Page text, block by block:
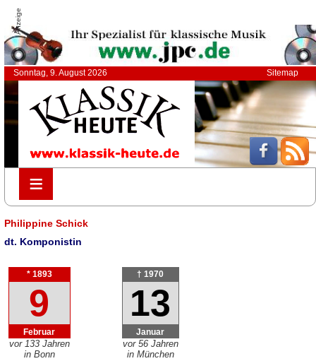
Anzeige
Sonntag, 9. August 2026 Sitemap
≡
≡
Philippine Schick
dt. Komponistin
* 1893
9
Februar
vor 133 Jahren
in Bonn
† 1970
13
Januar
vor 56 Jahren
in München